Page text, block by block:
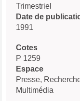
Trimestriel
Date de
1991
Cotes
P 1259
Espace
Presse,
Multimédia